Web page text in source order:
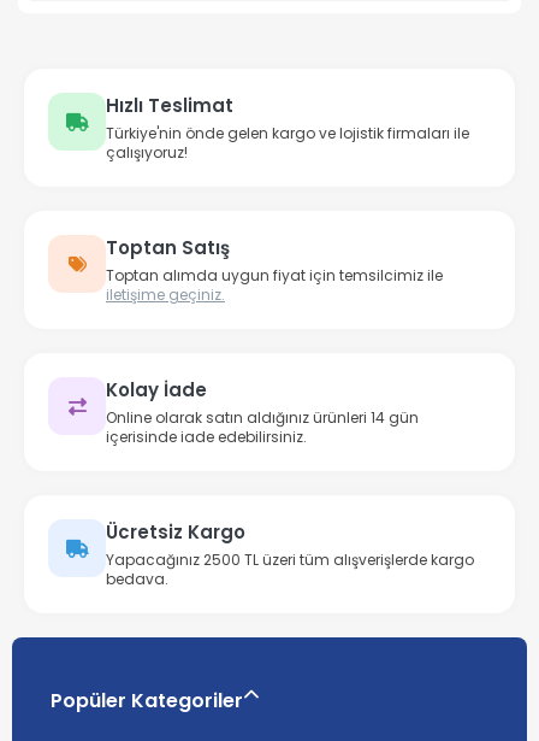
Hızlı Teslimat
Türkiye'nin önde gelen kargo ve lojistik firmaları ile
çalışıyoruz!
Toptan Satış
Toptan alımda uygun fiyat için temsilcimiz ile
iletişime geçiniz.
Kolay İade
Online olarak satın aldığınız ürünleri 14 gün
içerisinde iade edebilirsiniz.
Ücretsiz Kargo
Yapacağınız 2500 TL üzeri tüm alışverişlerde kargo
bedava.
Popüler Kategoriler